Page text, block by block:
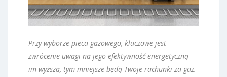
Przy wyborze pieca gazowego, kluczowe jest
zwrócenie uwagi na jego efektywność energetyczną –
im wyższa, tym mniejsze będą Twoje rachunki za gaz.